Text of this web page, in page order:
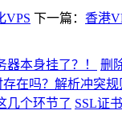
VPS 下一篇： 香港
本身挂了？！
删
在吗？解析冲突规
几个环节了 SSL证